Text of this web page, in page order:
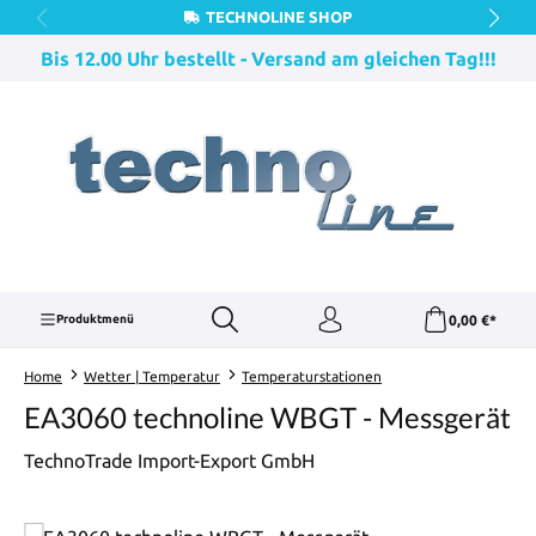
Zum Hauptinhalt springenTECHNOLINE SHOP
Bis 12.00 Uhr bestellt - Versand am gleichen Tag!!!
Produktmenü 0,00 €*
Home Wetter | Temperatur Temperaturstationen
EA3060 technoline WBGT - Messgerät
TechnoTrade Import-Export GmbH